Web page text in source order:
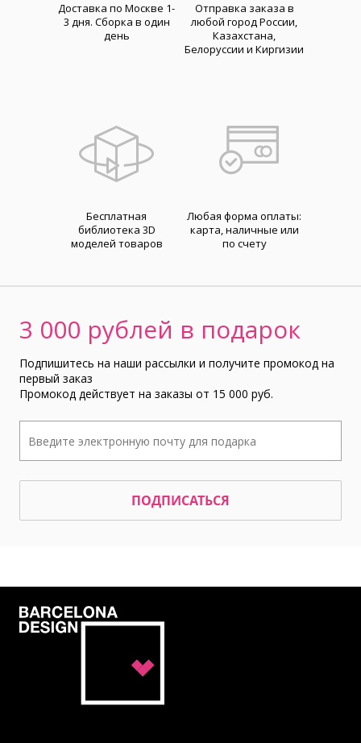
Доставка по Москве 1-
3 дня. Cборка в один
день
Отправка заказа в
любой город России,
Казахстана,
Белоруссии и Киргизии
Бесплатная
библиотека 3D
моделей товаров
Любая форма оплаты:
карта, наличные или
по счету
3 000 рублей в подарок
Подпишитесь на наши рассылки и получите промокод на
первый заказ
Промокод действует на заказы от 15 000 руб.
ПОДПИСАТЬСЯ